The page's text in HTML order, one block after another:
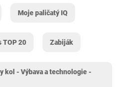
Moje paličatý IQ
TOP 20 Zabiják
kol - Výbava a technologie -